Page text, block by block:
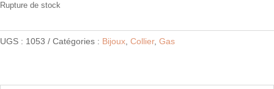
Rupture de stock
UGS : 1053 Catégories : Bijoux Collier, Gas